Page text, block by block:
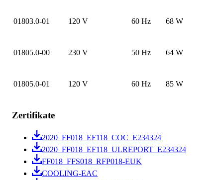
01803.0-01 120 V 60 Hz 68 W
01805.0-00 230 V 50 Hz 64 W
01805.0-01 120 V 60 Hz 85 W
Zertifikate
2020_FF018_EF118_COC_E234324
2020_FF018_EF118_ULREPORT_E234324
FF018_FFS018_RFP018-EUK
COOLING-EAC